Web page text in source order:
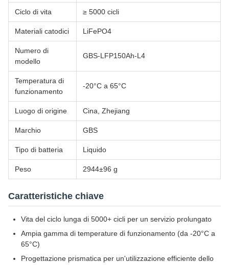
Ciclo di vita ≥ 5000 cicli
Materiali catodici LiFePO4
Numero di
modello
GBS-LFP150Ah-L4
Temperatura di
funzionamento
-20°C a 65°C
Luogo di origine Cina, Zhejiang
Marchio GBS
Tipo di batteria Liquido
Peso 2944±96 g
Caratteristiche chiave
Vita del ciclo lunga di 5000+ cicli per un servizio prolungato
Ampia gamma di temperature di funzionamento (da -20°C a
65°C)
Progettazione prismatica per un'utilizzazione efficiente dello